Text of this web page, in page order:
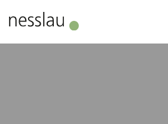
Kopfzeile
Inhalt